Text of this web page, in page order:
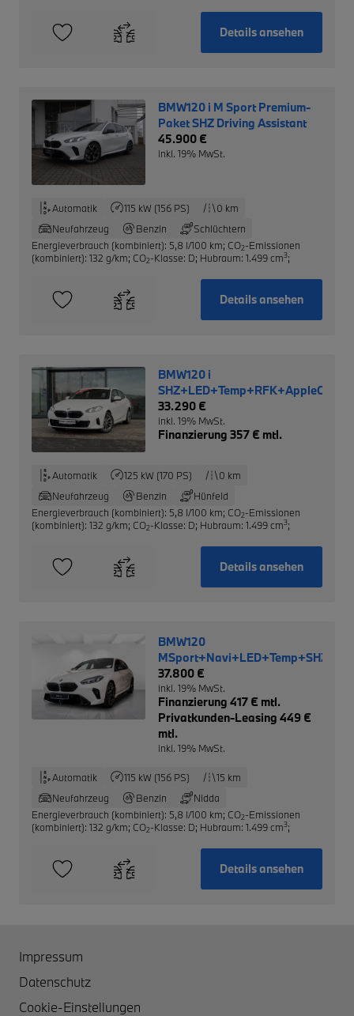
Details ansehen
BMW120 i M Sport Premium-
Paket SHZ Driving Assistant
45.900 €
inkl. 19% MwSt.
Automatik 115 kW (156 PS)
0 km
Neufahrzeug
Benzin
Schlüchtern
Energieverbrauch (kombiniert): 5,8 l/100 km; CO2-Emissionen
(kombiniert): 132 g/km; CO2-Klasse: D; Hubraum: 1.499 cm3;
Details ansehen
BMW120 i
33.290 €
inkl. 19% MwSt.
Finanzierung 357 € mtl.
Automatik 125 kW (170 PS)
0 km
Neufahrzeug
Benzin
Hünfeld
Energieverbrauch (kombiniert): 5,8 l/100 km; CO2-Emissionen
(kombiniert): 132 g/km; CO2-Klasse: D; Hubraum: 1.499 cm3;
Details ansehen
BMW120
37.800 €
inkl. 19% MwSt.
Finanzierung 417 € mtl.
Privatkunden-Leasing 449 €
mtl.
inkl. 19% MwSt.
Automatik 115 kW (156 PS)
15 km
Neufahrzeug
Benzin
Nidda
Energieverbrauch (kombiniert): 5,8 l/100 km; CO2-Emissionen
(kombiniert): 132 g/km; CO2-Klasse: D; Hubraum: 1.499 cm3;
Details ansehen
Impressum
Datenschutz
Cookie-Einstellungen